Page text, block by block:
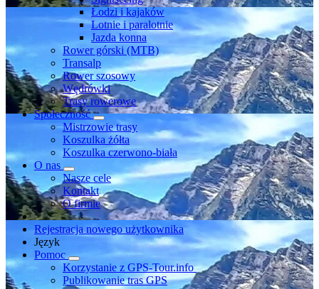
Łodzi i kajaków
Lotnie i paralotnie
Jazda konna
Rower górski (MTB)
Transalp
Rower szosowy
Wędrówki
Trasy rowerowe
Społeczność
Mistrzowie trasy
Koszulka żółta
Koszulka czerwono-biała
O nas
Nasze cele
Kontakt
O firmie
Rejestracja nowego użytkownika
Język
Pomoc
Korzystanie z GPS-Tour.info
Publikowanie tras GPS